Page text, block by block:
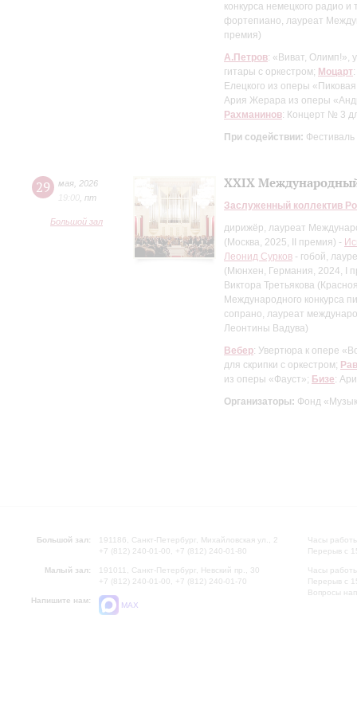
конкурса немецкого радио
фортепиано, лауреат
премия)
А.Петров: «Виват, Олимп!»,
гитары с оркестром; Моцарт
Елецкого из оперы
Ария Жерара из оперы
Рахманинов: Концерт № 3
При содействии:
29 мая 2026
19:00 пт
Большой зал
XXIX
Заслуженный коллектив
дирижёр, лауреат
(Москва, 2025, II премия) -
Леонид Сурков - гобой,
(Мюнхен, Германия, 2024, I
Виктора Третьякова
Международного конкурса
сопрано, лауреат
Леонтины Вадува)
Вебер: Увертюра к опере
для скрипки с оркестром;
из оперы «Фауст»; Бизе:
Организаторы: Фонд
Большой зал:
191186, Санкт-Петербург, Михайловская ул., 2
+7 (812) 240-01-00, +7 (812) 240-01-80
Малый зал:
191011, Санкт-Петербург, Невский пр., 30
+7 (812) 240-01-00, +7 (812) 240-01-70
Напишите нам:
MAX
Часы
Перерыв с
Часы
Перерыв с
Вопросы